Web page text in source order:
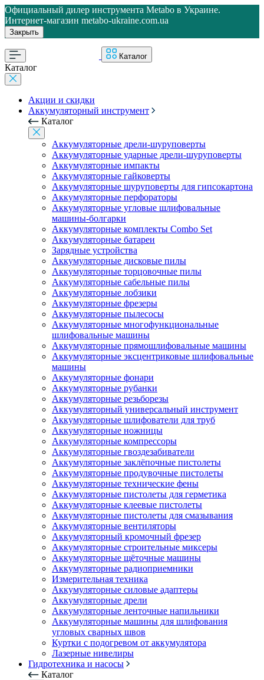
Официальный дилер инструмента Metabo в Украине.
Интернет-магазин metabo-ukraine.com.ua
Закрыть
Каталог
Каталог
Акции и скидки
Аккумуляторный инструмент
Каталог
Аккумуляторные дрели-шуруповерты
Аккумуляторные ударные дрели-шуруповерты
Аккумуляторные импакты
Аккумуляторные гайковерты
Аккумуляторные шуруповерты для гипсокартона
Аккумуляторные перфораторы
Аккумуляторные угловые шлифовальные
машины-болгарки
Аккумуляторные комплекты Combo Set
Аккумуляторные батареи
Зарядные устройства
Аккумуляторные дисковые пилы
Аккумуляторные торцовочные пилы
Аккумуляторные сабельные пилы
Аккумуляторные лобзики
Аккумуляторные фрезеры
Аккумуляторные пылесосы
Аккумуляторные многофункциональные
шлифовальные машины
Аккумуляторные прямошлифовальные машины
Аккумуляторные эксцентриковые шлифовальные
машины
Аккумуляторные фонари
Аккумуляторные рубанки
Аккумуляторные резьборезы
Аккумуляторный универсальный инструмент
Аккумуляторные шлифователи для труб
Аккумуляторные ножницы
Аккумуляторные компрессоры
Аккумуляторные гвоздезабиватели
Аккумуляторные заклёпочные пистолеты
Аккумуляторные продувочные пистолеты
Аккумуляторные технические фены
Аккумуляторные пистолеты для герметика
Аккумуляторные клеевые пистолеты
Аккумуляторные пистолеты для смазывания
Аккумуляторные вентиляторы
Аккумуляторный кромочный фрезер
Аккумуляторные строительные миксеры
Аккумуляторные щёточные машины
Аккумуляторные радиоприемники
Измерительная техника
Аккумуляторные силовые адаптеры
Аккумуляторные дрели
Аккумуляторные ленточные напильники
Аккумуляторные машины для шлифования
угловых сварных швов
Куртки с подогревом от аккумулятора
Лазерные нивелиры
Гидротехника и насосы
Каталог